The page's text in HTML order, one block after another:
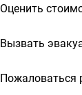
Оценить
Вызвать
Пожаловаться